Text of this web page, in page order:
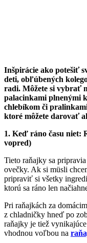
Inšpirácie ako potešiť
deti, obľúbených
radi. Môžete si vybrať
palacinkami plnenými
chlebíkom či
ktoré môžete darovať
1. Keď ráno času niet:
vopred)
Tieto raňajky sa
ovečky. Ak si müsli
pripraviť si všetky
ktorú sa ráno len
Pri raňajkách za
z chladničky hneď po
raňajky je tiež vynikajúce
vhodnou voľbou na